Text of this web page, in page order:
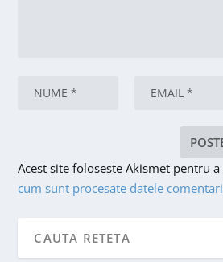
Acest site folosește Akismet pentru
cum sunt procesate datele